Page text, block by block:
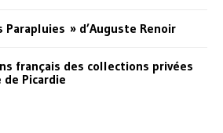
Parapluies » d’Auguste Renoir
français des collections privées
de Picardie